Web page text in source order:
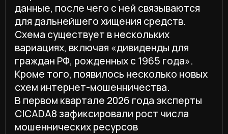
в размере около 6 300 рублей через QR-
код. Пользователей запугивают
возбуждением уголовного дела
и выездом оперативной группы.
Наконец, активизировались
злоумышленники, нацеленные на жертв
предыдущих мошенничеств. Они
предлагают помощь в возврате средств
от мошеннических брокеров, в том числе
криптовалютных, а в результате жертва
делится персональными и платежными
данными.